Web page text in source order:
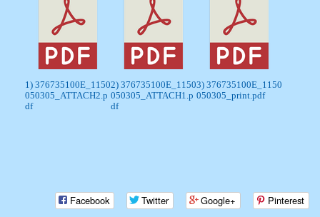
1) 376735100E_1150
050305_ATTACH2.p
df
2) 376735100E_1150
050305_ATTACH1.p
df
3) 376735100E_1150
050305_print.pdf
Facebook Twitter Google+ Pinterest